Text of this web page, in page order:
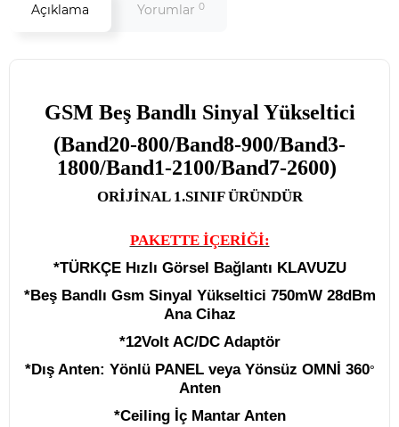
Açıklama Yorumlar 0
GSM Beş Bandlı Sinyal Yükseltici
(Band20-800/Band8-900/Band3-
1800/Band1-2100/Band7-2600)
ORİJİNAL1.SINIF ÜRÜNDÜR
PAKETTE İÇERİĞİ:
*TÜRKÇEHızlı Görsel Bağlantı KLAVUZU
*Beş Bandlı Gsm Sinyal Yükseltici 750mW 28dBm
Ana Cihaz
*12Volt AC/DC Adaptör
*Dış Anten: Yönlü PANEL veya Yönsüz OMNİ 360°
Anten
*Ceiling İç Mantar Anten